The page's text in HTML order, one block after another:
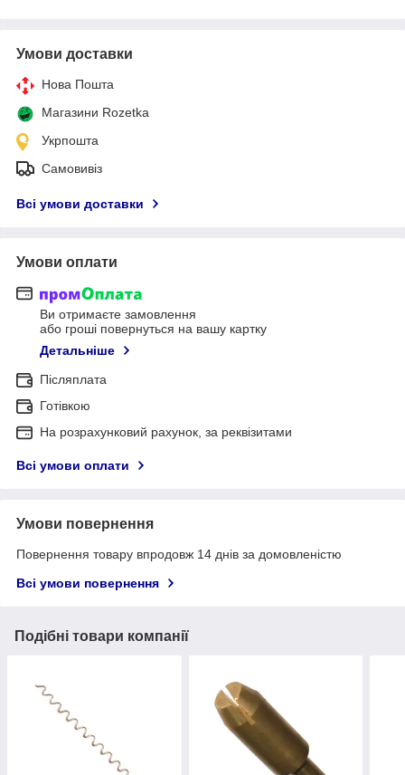
Умови доставки
Нова Пошта
Магазини Rozetka
Укрпошта
Самовивіз
Всі умови доставки
Умови оплати
Ви отримаєте замовлення
або гроші повернуться на вашу картку
Детальніше
Післяплата
Готівкою
На розрахунковий рахунок, за реквізитами
Всі умови оплати
Умови повернення
Повернення товару впродовж 14 днів за домовленістю
Всі умови повернення
Подібні товари компанії